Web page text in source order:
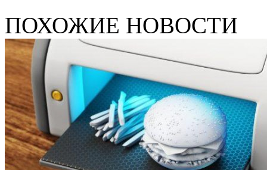
ПОХОЖИЕ НОВОСТИ